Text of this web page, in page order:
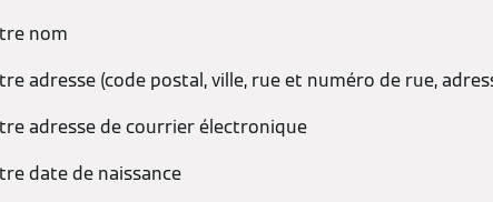
nom
adresse (code postal, ville, rue et numéro de rue,
adresse de courrier électronique
date de naissance